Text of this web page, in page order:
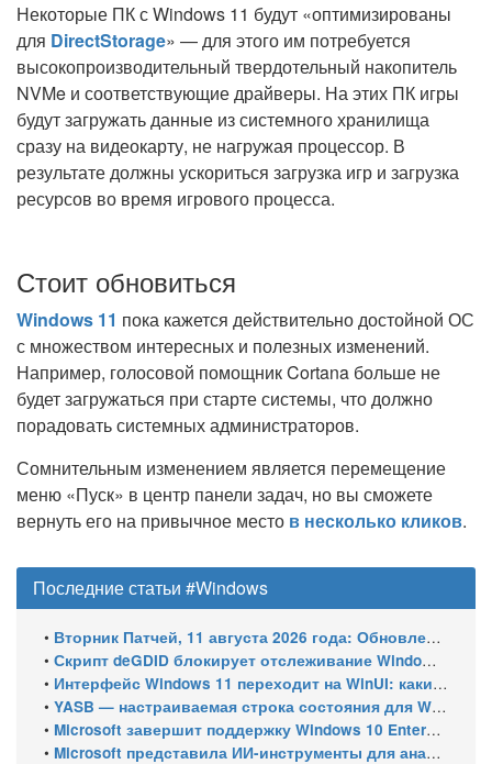
Некоторые ПК с Windows 11 будут «оптимизированы
для DirectStorage» — для этого им потребуется
высокопроизводительный твердотельный накопитель
NVMe и соответствующие драйверы. На этих ПК игры
будут загружать данные из системного хранилища
сразу на видеокарту, не нагружая процессор. В
результате должны ускориться загрузка игр и загрузка
ресурсов во время игрового процесса.
Стоит обновиться
Windows 11 пока кажется действительно достойной ОС
с множеством интересных и полезных изменений.
Например, голосовой помощник Cortana больше не
будет загружаться при старте системы, что должно
порадовать системных администраторов.
Сомнительным изменением является перемещение
меню «Пуск» в центр панели задач, но вы сможете
вернуть его на привычное место в несколько кликов.
Последние статьи #Windows
• Вторник Патчей, 11 августа 2026 года: Обновления безопасности для Windows 11 (включая KB5121003), ESU-обновления для Windows 10
• Скрипт deGDID блокирует отслеживание Windows по глобальному идентификатору устройства
• Интерфейс Windows 11 переходит на WinUI: какие системные элементы обновит Microsoft
• YASB — настраиваемая строка состояния для Windows с виджетами и поддержкой нескольких мониторов
• Microsoft завершит поддержку Windows 10 Enterprise LTSC 2021 в январе 2027 года. ESU продлят обновления до января 2030 года
• Microsoft представила ИИ-инструменты для анализа производительности Windows: ETW MCP и WPA MCP